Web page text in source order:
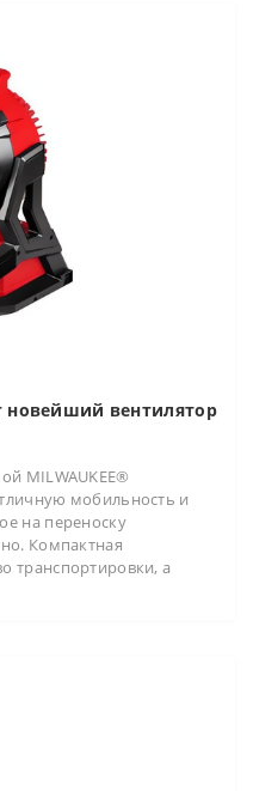
новейший вентилятор
MILWAUKEE®
мобильность и
на переноску
Компактная
транспортировки, а